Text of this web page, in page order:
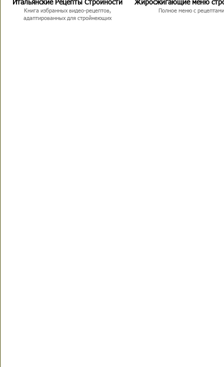
Книга избранных видео-рецептов,
адаптированных для стройнеющих
Полное меню с рецептами